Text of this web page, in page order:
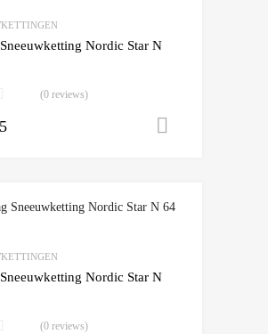
Nordic Star N
(0 reviews)
Nordic Star N
(0 reviews)